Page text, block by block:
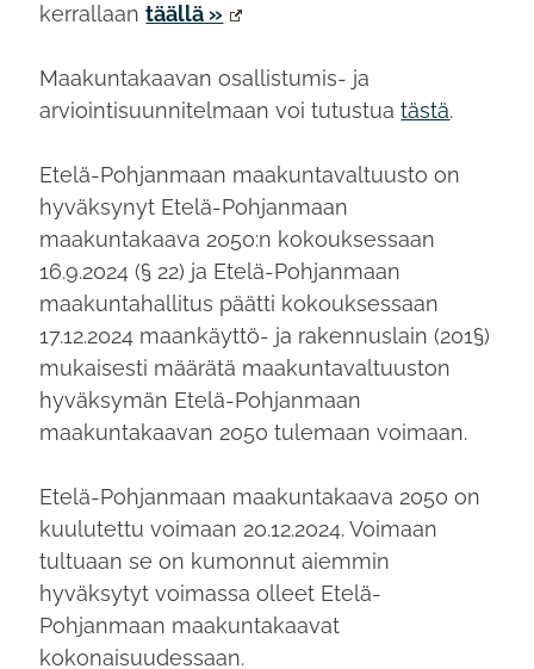
kerrallaantäällä »
Maakuntakaavan osallistumis- ja
arviointisuunnitelmaan voi tutustuatästä.
Etelä-Pohjanmaan maakuntavaltuusto on
hyväksynyt Etelä-Pohjanmaan
maakuntakaava 2050:n kokouksessaan
16.9.2024 (§ 22) ja Etelä-Pohjanmaan
maakuntahallitus päätti kokouksessaan
17.12.2024 maankäyttö- ja rakennuslain (201§)
mukaisesti määrätä maakuntavaltuuston
hyväksymän Etelä-Pohjanmaan
maakuntakaavan 2050 tulemaan voimaan.
Etelä-Pohjanmaan maakuntakaava 2050 on
kuulutettu voimaan 20.12.2024. Voimaan
tultuaan se on kumonnut aiemmin
hyväksytyt voimassa olleet Etelä-
Pohjanmaan maakuntakaavat
kokonaisuudessaan.